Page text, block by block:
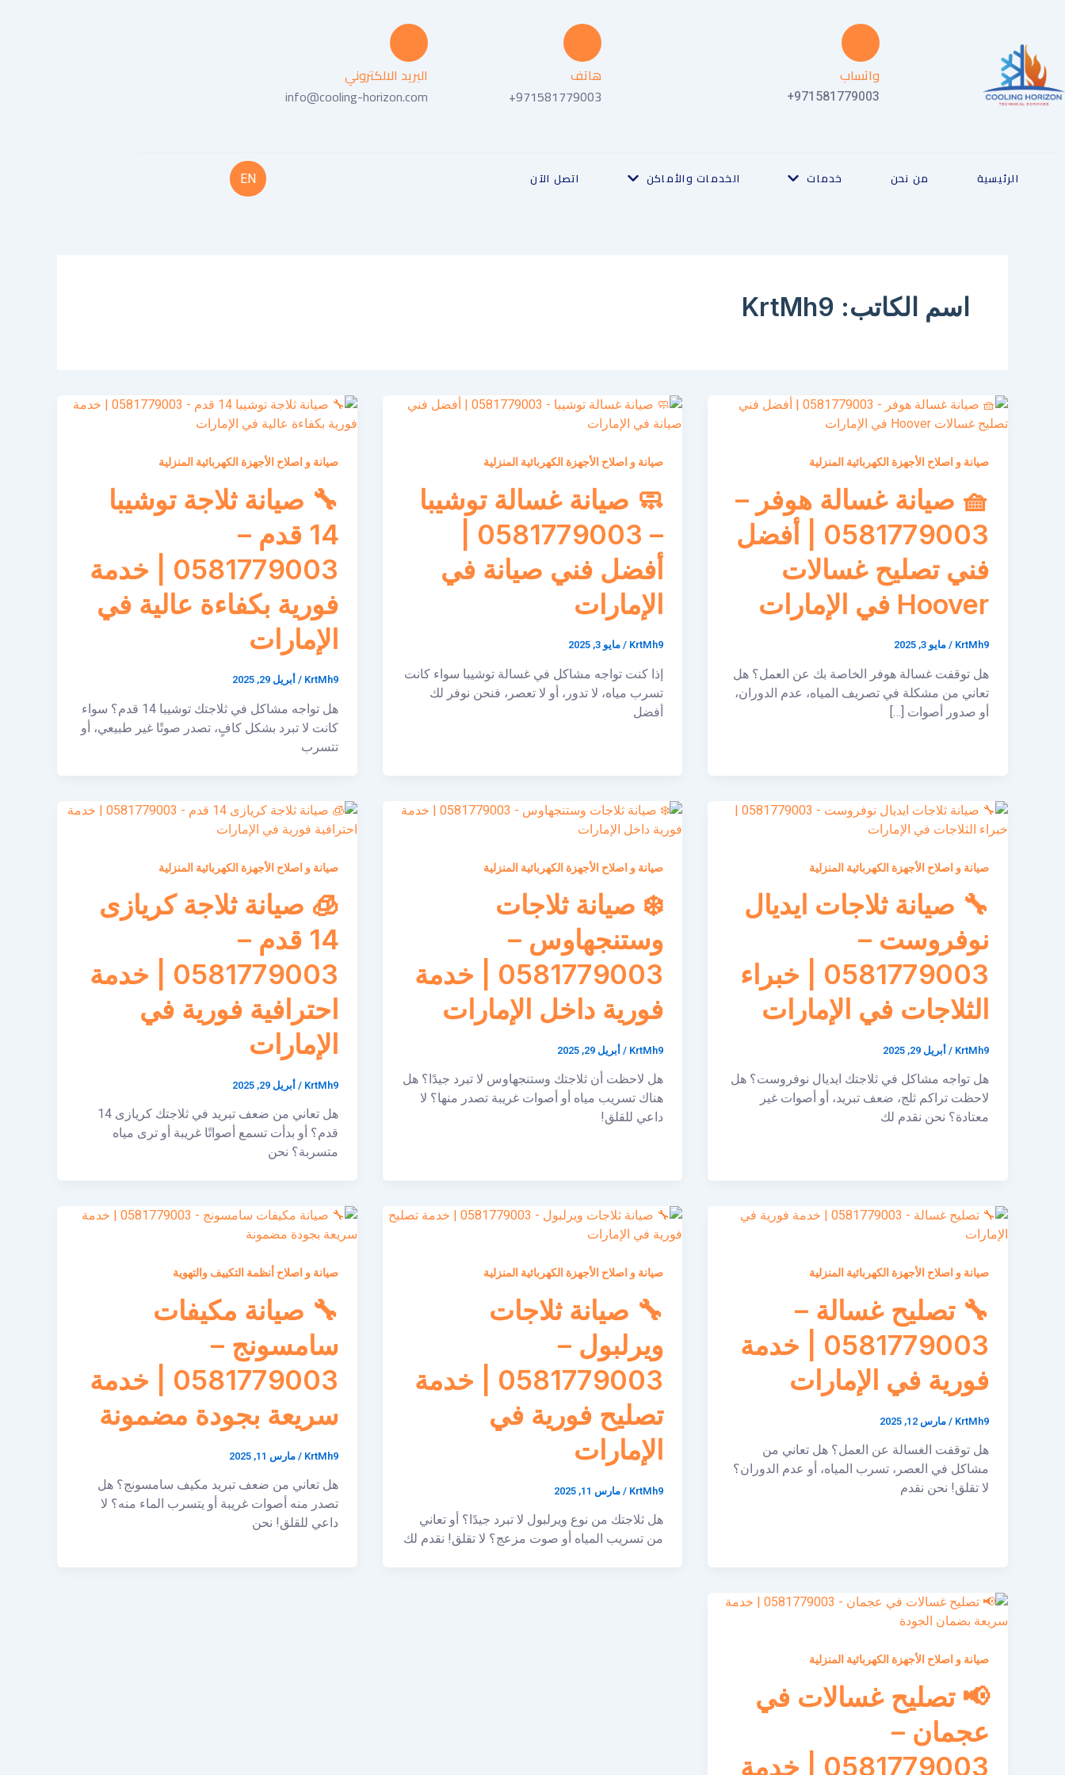
المحتوى
واتساب
971581779003+
هاتف
971581779003+
البريد الالكتروني
info@cooling-horizon.com
الرئيسية من نحن خدمات الخدمات والأماكن اتصل الآن EN
اسم الكاتب: KrtMh9
صيانة و اصلاح الأجهزة الكهربائية المنزلية
🧺 صيانة غسالة هوفر –
0581779003 | أفضل
فني تصليح غسالات
Hoover في الإمارات
KrtMh9
/مايو 3, 2025
هل توقفت غسالة هوفر الخاصة بك عن العمل؟ هل
تعاني من مشكلة في تصريف المياه، عدم الدوران،
أو صدور أصوات […]
صيانة و اصلاح الأجهزة الكهربائية المنزلية
🧼 صيانة غسالة توشيبا
أفضل فني صيانة في
الإمارات
KrtMh9
/مايو 3, 2025
إذا كنت تواجه مشاكل في غسالة توشيبا سواء كانت
تسرب مياه، لا تدور، أو لا تعصر، فنحن نوفر لك
أفضل
صيانة و اصلاح الأجهزة الكهربائية المنزلية
🔧 صيانة ثلاجة توشيبا
14 قدم –
0581779003 | خدمة
فورية بكفاءة عالية في
الإمارات
KrtMh9
/أبريل 29, 2025
هل تواجه مشاكل في ثلاجتك توشيبا 14 قدم؟ سواء
كانت لا تبرد بشكل كافٍ، تصدر صوتًا غير طبيعي، أو
تتسرب
صيانة و اصلاح الأجهزة الكهربائية المنزلية
🔧 صيانة ثلاجات ايديال
نوفروست –
0581779003 | خبراء
الثلاجات في الإمارات
KrtMh9
/أبريل 29, 2025
هل تواجه مشاكل في ثلاجتك ايديال نوفروست؟ هل
لاحظت تراكم ثلج، ضعف تبريد، أو أصوات غير
معتادة؟ نحن نقدم لك
صيانة و اصلاح الأجهزة الكهربائية المنزلية
❄️ صيانة ثلاجات
وستنجهاوس –
0581779003 | خدمة
فورية داخل الإمارات
KrtMh9
/أبريل 29, 2025
هل لاحظت أن ثلاجتك وستنجهاوس لا تبرد جيدًا؟ هل
هناك تسريب مياه أو أصوات غريبة تصدر منها؟ لا
داعي للقلق!
صيانة و اصلاح الأجهزة الكهربائية المنزلية
🧊 صيانة ثلاجة كريازى
14 قدم –
0581779003 | خدمة
احترافية فورية في
الإمارات
KrtMh9
/أبريل 29, 2025
هل تعاني من ضعف تبريد في ثلاجتك كريازى 14
قدم؟ أو بدأت تسمع أصواتًا غريبة أو ترى مياه
متسربة؟ نحن
صيانة و اصلاح الأجهزة الكهربائية المنزلية
🔧 تصليح غسالة –
0581779003 | خدمة
فورية في الإمارات
KrtMh9
/مارس 12, 2025
هل توقفت الغسالة عن العمل؟ هل تعاني من
مشاكل في العصر، تسرب المياه، أو عدم الدوران؟
لا تقلق! نحن نقدم
صيانة و اصلاح الأجهزة الكهربائية المنزلية
🔧 صيانة ثلاجات
ويرلبول –
0581779003 | خدمة
تصليح فورية في
الإمارات
KrtMh9
/مارس 11, 2025
هل ثلاجتك من نوع ويرلبول لا تبرد جيدًا؟ أو تعاني
من تسريب المياه أو صوت مزعج؟ لا تقلق! نقدم لك
صيانة و اصلاح أنظمة التكييف والتهوية
🔧 صيانة مكيفات
سامسونج –
0581779003 | خدمة
سريعة بجودة مضمونة
KrtMh9
/مارس 11, 2025
هل تعاني من ضعف تبريد مكيف سامسونج؟ هل
تصدر منه أصوات غريبة أو يتسرب الماء منه؟ لا
داعي للقلق! نحن
صيانة و اصلاح الأجهزة الكهربائية المنزلية
📢 تصليح غسالات في
عجمان –
0581779003 | خدمة